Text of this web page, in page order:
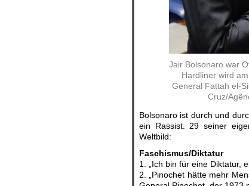
Jair Bolsonaro war
Hardliner wird
General Fattah el-
Cruz/
Bolsonaro ist durch und
ein Rassist. 29 seiner
Weltbild:
Faschismus/Diktatur
1. „Ich bin für eine Diktatur,
2. „Pinochet hätte mehr